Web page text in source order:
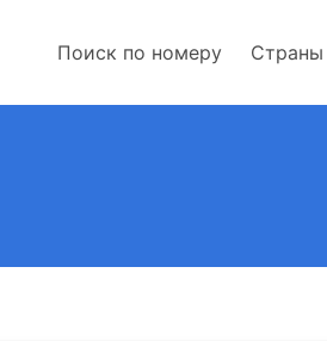
Поиск по номеру Страны